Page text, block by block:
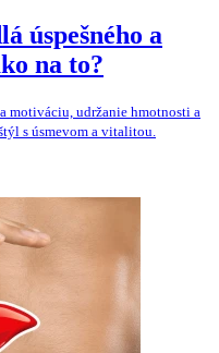
úspešného a
na to?
motiváciu, udržanie hmotnosti a
s úsmevom a vitalitou.